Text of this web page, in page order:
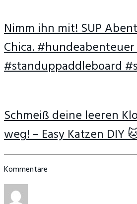
Nimm ihn mit! SUP
Chica.
#standuppaddleboard
Schmeiß deine leeren
weg! – Easy Katzen DIY
Kommentare